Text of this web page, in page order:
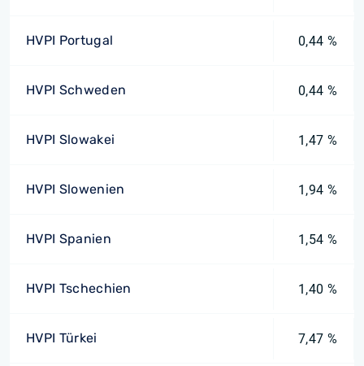
HVPI Portugal 0,44 %
HVPI Schweden 0,44 %
HVPI Slowakei 1,47 %
HVPI Slowenien 1,94 %
HVPI Spanien 1,54 %
HVPI Tschechien 1,40 %
HVPI Türkei 7,47 %